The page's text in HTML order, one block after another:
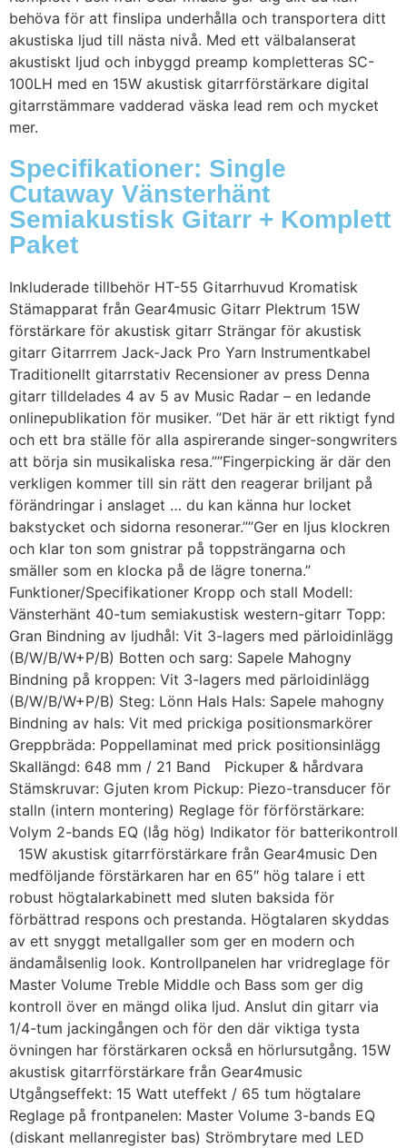
behöva för att finslipa underhålla och transportera ditt
akustiska ljud till nästa nivå. Med ett välbalanserat
akustiskt ljud och inbyggd preamp kompletteras SC-
100LH med en 15W akustisk gitarrförstärkare digital
gitarrstämmare vadderad väska lead rem och mycket
mer.
Specifikationer: Single
Cutaway Vänsterhänt
Semiakustisk Gitarr + Komplett
Paket
Inkluderade tillbehör HT-55 Gitarrhuvud Kromatisk
Stämapparat från Gear4music Gitarr Plektrum 15W
förstärkare för akustisk gitarr Strängar för akustisk
gitarr Gitarrrem Jack-Jack Pro Yarn Instrumentkabel
Traditionellt gitarrstativ Recensioner av press Denna
gitarr tilldelades 4 av 5 av Music Radar – en ledande
onlinepublikation för musiker. ”Det här är ett riktigt fynd
och ett bra ställe för alla aspirerande singer-songwriters
att börja sin musikaliska resa.””Fingerpicking är där den
verkligen kommer till sin rätt den reagerar briljant på
förändringar i anslaget … du kan känna hur locket
bakstycket och sidorna resonerar.””Ger en ljus klockren
och klar ton som gnistrar på toppsträngarna och
smäller som en klocka på de lägre tonerna.”
Funktioner/Specifikationer Kropp och stall Modell:
Vänsterhänt 40-tum semiakustisk western-gitarr Topp:
Gran Bindning av ljudhål: Vit 3-lagers med pärloidinlägg
(B/W/B/W+P/B) Botten och sarg: Sapele Mahogny
Bindning på kroppen: Vit 3-lagers med pärloidinlägg
(B/W/B/W+P/B) Steg: Lönn Hals Hals: Sapele mahogny
Bindning av hals: Vit med prickiga positionsmarkörer
Greppbräda: Poppellaminat med prick positionsinlägg
Skallängd: 648 mm / 21 Band Pickuper & hårdvara
Stämskruvar: Gjuten krom Pickup: Piezo-transducer för
stalln (intern montering) Reglage för förförstärkare:
Volym 2-bands EQ (låg hög) Indikator för batterikontroll
15W akustisk gitarrförstärkare från Gear4music Den
medföljande förstärkaren har en 65″ hög talare i ett
robust högtalarkabinett med sluten baksida för
förbättrad respons och prestanda. Högtalaren skyddas
av ett snyggt metallgaller som ger en modern och
ändamålsenlig look. Kontrollpanelen har vridreglage för
Master Volume Treble Middle och Bass som ger dig
kontroll över en mängd olika ljud. Anslut din gitarr via
1/4-tum jackingången och för den där viktiga tysta
övningen har förstärkaren också en hörlursutgång. 15W
akustisk gitarrförstärkare från Gear4music
Utgångseffekt: 15 Watt uteffekt / 65 tum högtalare
Reglage på frontpanelen: Master Volume 3-bands EQ
(diskant mellanregister bas) Strömbrytare med LED